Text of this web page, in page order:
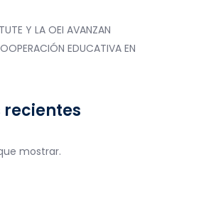
Y LA OEI AVANZAN
EDUCATIVA EN
mostrar.